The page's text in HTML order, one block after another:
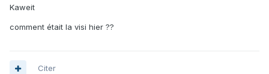
Kaweit
comment était la visi hier ??
Citer